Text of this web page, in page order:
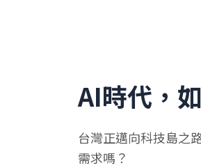
AI時代，
台灣正邁向科技島之
需求嗎？